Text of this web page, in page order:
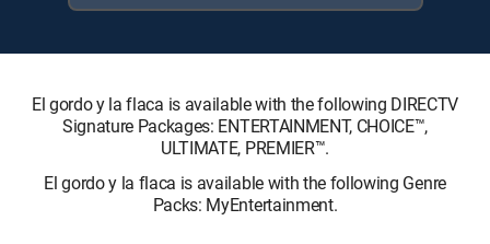
El gordo y la flaca is available with the following DIRECTV
Signature Packages: ENTERTAINMENT, CHOICE™,
ULTIMATE, PREMIER™.
El gordo y la flaca is available with the following Genre
Packs: MyEntertainment.